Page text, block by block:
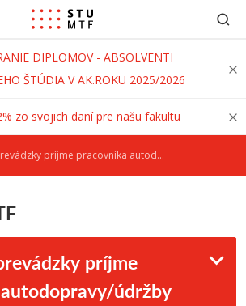
DIPLOMOV - ABSOLVENTI
ŠTÚDIA V AK.ROKU 2025/2026
zo svojich daní pre našu fakultu
príjme pracovníka autodopravy/údržby
príjme
údržby